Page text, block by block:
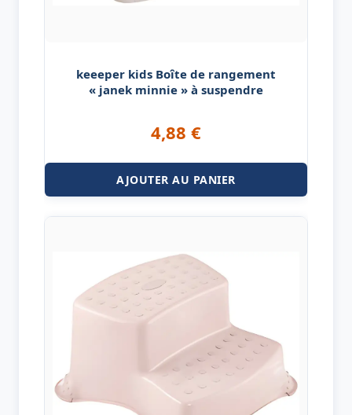
keeeper kids Boîte de rangement
« janek minnie » à suspendre
4,88 €
AJOUTER AU PANIER